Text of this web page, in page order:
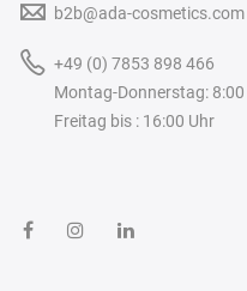
b2b@ada-cosmetics.com
+49 (0) 7853 898 466
Montag-Donnerstag: 8:00
Freitag bis : 16:00 Uhr